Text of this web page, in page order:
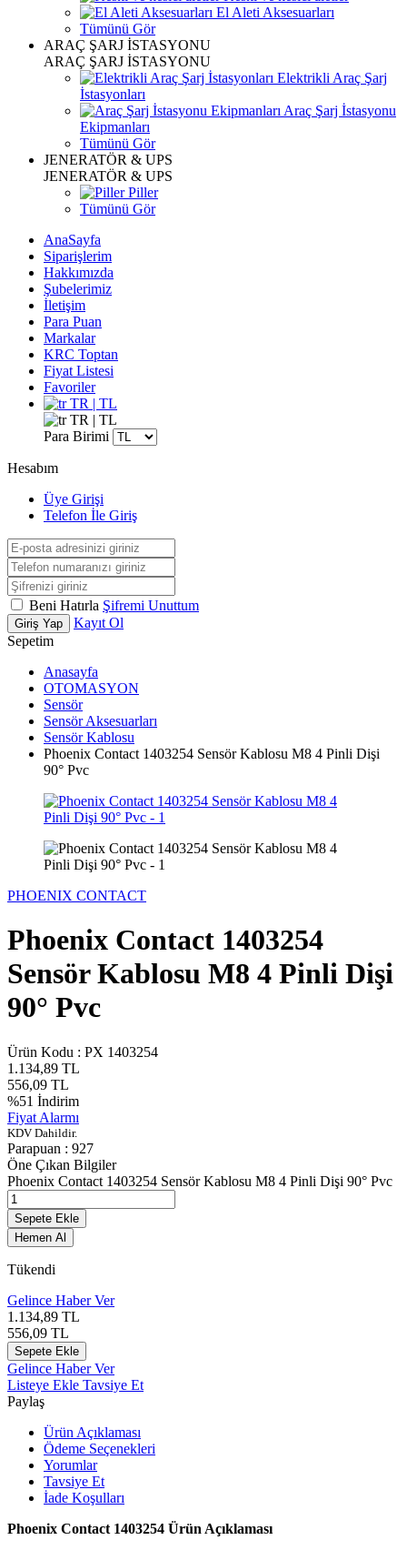
El Aleti Aksesuarları
Tümünü Gör
ARAÇ ŞARJ İSTASYONU
ARAÇ ŞARJ İSTASYONU
Elektrikli Araç Şarj
İstasyonları
Araç Şarj İstasyonu
Ekipmanları
Tümünü Gör
JENERATÖR & UPS
JENERATÖR & UPS
Piller
Tümünü Gör
AnaSayfa
Siparişlerim
Hakkımızda
Şubelerimiz
İletişim
Para Puan
Markalar
KRC Toptan
Fiyat Listesi
Favoriler
TR | TL
TR | TL
Para Birimi
Hesabım
Üye Girişi
Telefon İle Giriş
Beni Hatırla Şifremi Unuttum
Giriş Yap
Kayıt Ol
Sepetim
Anasayfa
OTOMASYON
Sensör
Sensör Aksesuarları
Sensör Kablosu
Phoenix Contact 1403254 Sensör Kablosu M8 4 Pinli Dişi
90° Pvc
PHOENIX CONTACT
Phoenix Contact 1403254
Sensör Kablosu M8 4 Pinli Dişi
90° Pvc
Ürün Kodu : PX 1403254
1.134,89 TL
556,09 TL
%51 İndirim
Fiyat Alarmı
KDV Dahildir.
Parapuan : 927
Öne Çıkan Bilgiler
Phoenix Contact 1403254 Sensör Kablosu M8 4 Pinli Dişi 90° Pvc
Sepete Ekle
Hemen Al
Tükendi
Gelince Haber Ver
1.134,89 TL
556,09 TL
Sepete Ekle
Gelince Haber Ver
Listeye Ekle Tavsiye Et
Paylaş
Ürün Açıklaması
Ödeme Seçenekleri
Yorumlar
Tavsiye Et
İade Koşulları
Phoenix Contact 1403254 Ürün Açıklaması